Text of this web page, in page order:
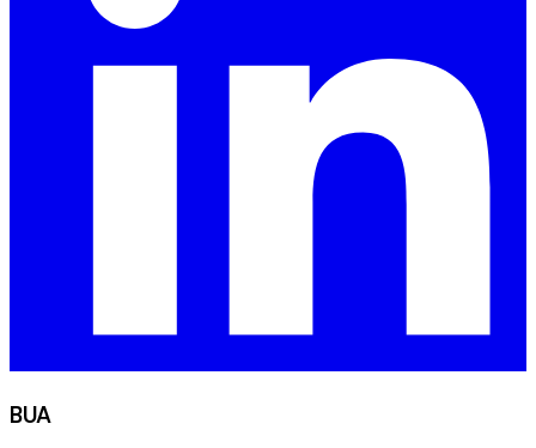
BUA